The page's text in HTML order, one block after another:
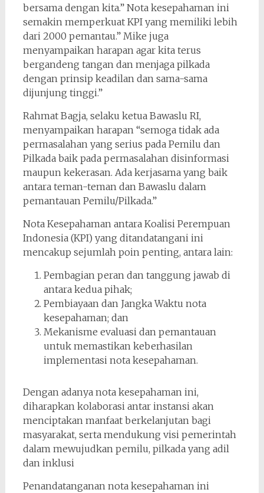
bersama dengan kita.” Nota kesepahaman ini
semakin memperkuat KPI yang memiliki lebih
dari 2000 pemantau.” Mike juga
menyampaikan harapan agar kita terus
bergandeng tangan dan menjaga pilkada
dengan prinsip keadilan dan sama-sama
dijunjung tinggi.”
Rahmat Bagja, selaku ketua Bawaslu RI,
menyampaikan harapan “semoga tidak ada
permasalahan yang serius pada Pemilu dan
Pilkada baik pada permasalahan disinformasi
maupun kekerasan. Ada kerjasama yang baik
antara teman-teman dan Bawaslu dalam
pemantauan Pemilu/Pilkada.”
Nota Kesepahaman antara Koalisi Perempuan
Indonesia (KPI) yang ditandatangani ini
mencakup sejumlah poin penting, antara lain:
Pembagian peran dan tanggung jawab di
antara kedua pihak;
Pembiayaan dan Jangka Waktu nota
kesepahaman; dan
Mekanisme evaluasi dan pemantauan
untuk memastikan keberhasilan
implementasi nota kesepahaman.
Dengan adanya nota kesepahaman ini,
diharapkan kolaborasi antar instansi akan
menciptakan manfaat berkelanjutan bagi
masyarakat, serta mendukung visi pemerintah
dalam mewujudkan pemilu, pilkada yang adil
dan inklusi
Penandatanganan nota kesepahaman ini